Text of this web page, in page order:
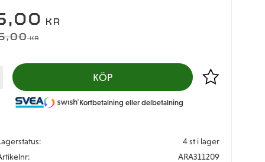
PRIS:
KR
PRIS:
KR
KÖP Lägg till i
Kortbetalning eller delbetalning
4 st i lager
ARA311209